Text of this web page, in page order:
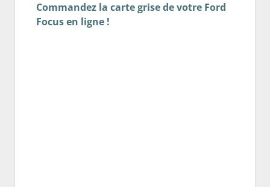
Commandez la carte grise de votre Ford
Focus en ligne !